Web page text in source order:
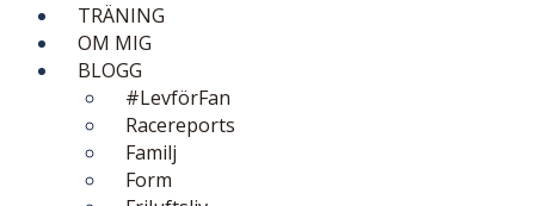
TRÄNING
OM MIG
BLOGG
#LevförFan
Racereports
Familj
Form